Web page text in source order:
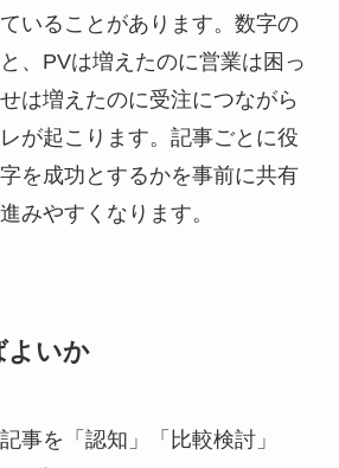
いることがあります。数字の
、PVは増えたのに営業は困っ
は増えたのに受注につながら
が起こります。記事ごとに役
を成功とするかを事前に共有
みやすくなります。
よいか
事を「認知」「比較検討」